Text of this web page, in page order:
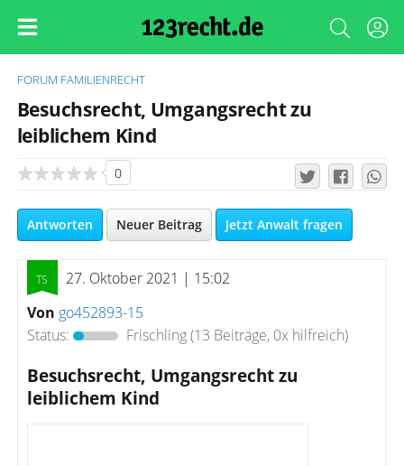
FORUM FAMILIENRECHT
Besuchsrecht, Umgangsrecht zu
leiblichem Kind
0
Antworten Neuer Beitrag Jetzt Anwalt fragen
27. Oktober 2021 | 15:02
Von go452893-15
Status:
Frischling(13 Beiträge, 0x hilfreich)
Besuchsrecht, Umgangsrecht zu
leiblichem Kind